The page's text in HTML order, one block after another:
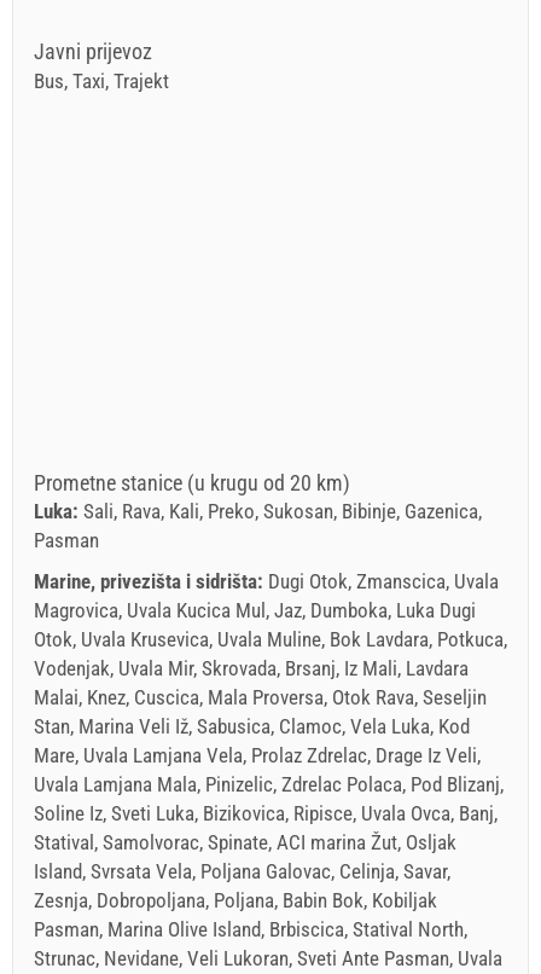
Javni prijevoz
Bus, Taxi, Trajekt
Prometne stanice (u krugu od 20 km)
Luka: Sali, Rava, Kali, Preko, Sukosan, Bibinje, Gazenica,
Pasman
Marine, privezišta i sidrišta: Dugi Otok, Zmanscica, Uvala
Magrovica, Uvala Kucica Mul, Jaz, Dumboka, Luka Dugi
Otok, Uvala Krusevica, Uvala Muline, Bok Lavdara, Potkuca,
Vodenjak, Uvala Mir, Skrovada, Brsanj, Iz Mali, Lavdara
Malai, Knez, Cuscica, Mala Proversa, Otok Rava, Seseljin
Stan, Marina Veli Iž, Sabusica, Clamoc, Vela Luka, Kod
Mare, Uvala Lamjana Vela, Prolaz Zdrelac, Drage Iz Veli,
Uvala Lamjana Mala, Pinizelic, Zdrelac Polaca, Pod Blizanj,
Soline Iz, Sveti Luka, Bizikovica, Ripisce, Uvala Ovca, Banj,
Statival, Samolvorac, Spinate, ACI marina Žut, Osljak
Island, Svrsata Vela, Poljana Galovac, Celinja, Savar,
Zesnja, Dobropoljana, Poljana, Babin Bok, Kobiljak
Pasman, Marina Olive Island, Brbiscica, Statival North,
Strunac, Nevidane, Veli Lukoran, Sveti Ante Pasman, Uvala